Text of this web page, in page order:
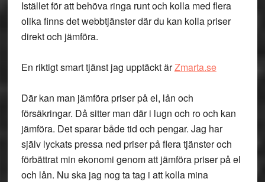
Istället för att behöva ringa runt och kolla med flera
olika finns det webbtjänster där du kan kolla priser
direkt och jämföra.
En riktigt smart tjänst jag upptäckt ärZmarta.se
Där kan man jämföra priser på el, lån och
försäkringar. Då sitter man där i lugn och ro och kan
jämföra. Det sparar både tid och pengar. Jag har
själv lyckats pressa ned priser på flera tjänster och
förbättrat min ekonomi genom att jämföra priser på el
och lån. Nu ska jag nog ta tag i att kolla mina